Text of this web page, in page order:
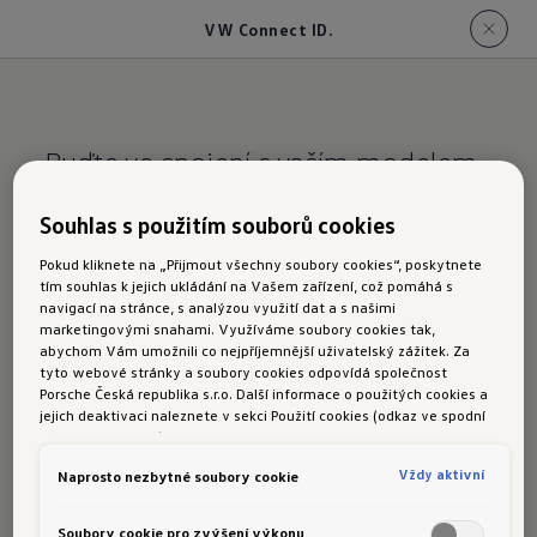
VW Connect ID.
Buďte ve spojení s vaším modelem
VW Connect
a VW Connect Plus
Volitelné službyVW Connectvám po
jednorázové aktivaci umožňují přístup k celé
po plánování servisních prohlídek.
Prostřednictvímbezplatné aplikace
Souhlas s použitím souborů cookies
Pokud kliknete na „Přijmout všechny soubory cookies“, poskytnete
tím souhlas k jejich ukládání na Vašem zařízení, což pomáhá s
navigací na stránce, s analýzou využití dat a s našimi
marketingovými snahami. Využíváme soubory cookies tak,
abychom Vám umožnili co nejpříjemnější uživatelský zážitek. Za
tyto webové stránky a soubory cookies odpovídá společnost
Porsche Česká republika s.r.o. Další informace o použitých cookies a
jejich deaktivaci naleznete v sekci Použití cookies (odkaz ve spodní
části této stránky).
Naprosto nezbytné soubory cookie Vždy aktivní
Soubory cookie pro zvýšení výkonu